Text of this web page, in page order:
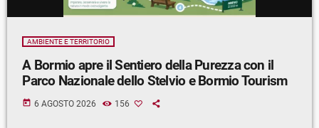
AMBIENTE E TERRITORIO
A Bormio apre il Sentiero della Purezza con il
Parco Nazionale dello Stelvio e Bormio Tourism
today 6 AGOSTO 2026 156